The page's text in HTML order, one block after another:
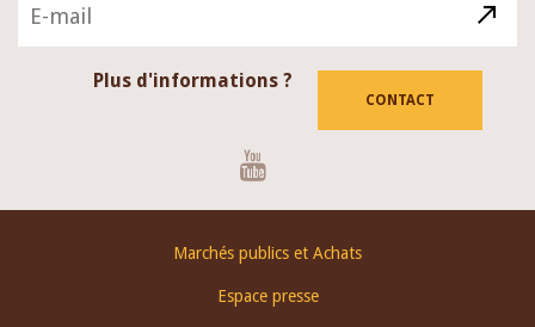
Plus d'informations ?
CONTACT
Marchés publics et Achats
Espace presse